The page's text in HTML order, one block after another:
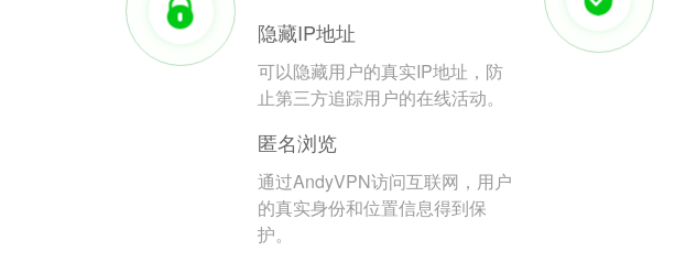
隐藏IP地址
可以隐藏用户的真实IP地址，防
止第三方追踪用户的在线活动。
匿名浏览
通过AndyVPN访问互联网，用户
的真实身份和位置信息得到保
护。